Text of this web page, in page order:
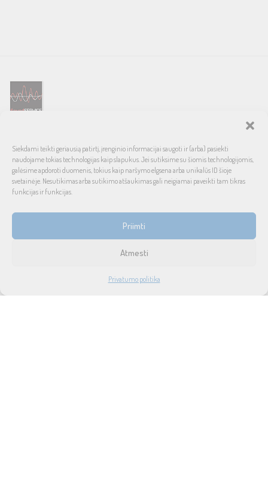
Siekdami teikti geriausią patirtį, įrenginio informacijai saugoti ir (arba) pasiekti
naudojame tokias technologijas kaip slapukus. Jei sutiksime su šiomis technologijomis,
galėsime apdoroti duomenis, tokius kaip naršymo elgsena arba unikalūs ID šioje
svetainėje. Nesutikimas arba sutikimo atšaukimas gali neigiamai paveikti tam tikras
funkcijas ir funkcijas.
Priimti
Atmesti
Privatumo politika
PASKYRA PAIEŠKA
pasaulinio garso, laiko patikrintais namų bei automobilinės garso
aparatūros ženklais. Galimybė pirkti išsimokėtinai, garantuotas optimalus
kainos ir kokybės santykis.
INFORMACIJA
Prekių pristatymas ir grąžinimas